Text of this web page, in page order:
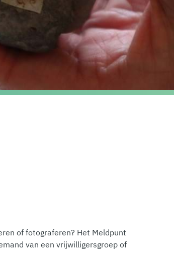
of fotograferen? Het Meldpunt
van een vrijwilligersgroep of